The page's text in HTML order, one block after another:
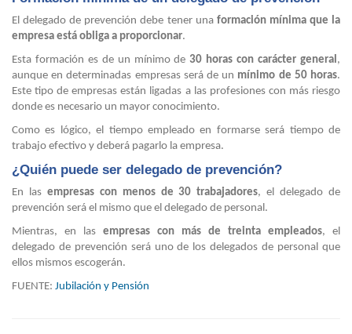
El delegado de prevención debe tener una formación mínima que la
empresa está obliga a proporcionar.
Esta formación es de un mínimo de30 horas con carácter general,
aunque en determinadas empresas será de un mínimo de 50 horas.
Este tipo de empresas están ligadas a las profesiones con más riesgo
donde es necesario un mayor conocimiento.
Como es lógico, el tiempo empleado en formarse será tiempo de
trabajo efectivo y deberá pagarlo la empresa.
¿Quién puede ser delegado de prevención?
En lasempresas con menos de 30 trabajadores, el delegado de
prevención será el mismo que el delegado de personal.
Mientras, en las empresas con más de treinta empleados, el
delegado de prevención será uno de los delegados de personal que
ellos mismos escogerán.
FUENTE: Jubilación y Pensión